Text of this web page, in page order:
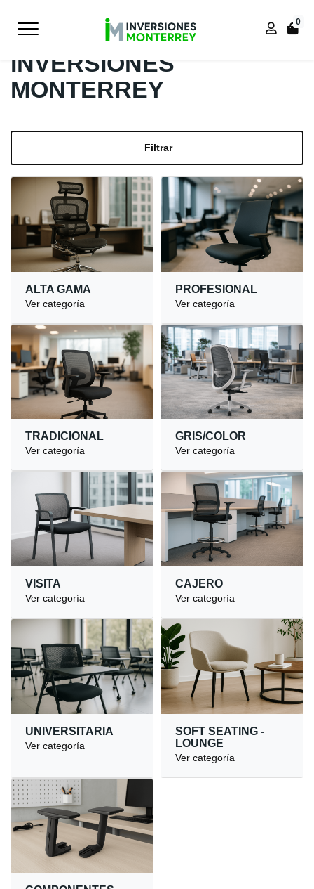
0
Inicio
INVERSIONES
MONTERREY
Filtrar
ALTA GAMA
Ver categoría
PROFESIONAL
Ver categoría
TRADICIONAL
Ver categoría
GRIS/COLOR
Ver categoría
VISITA
Ver categoría
CAJERO
Ver categoría
UNIVERSITARIA
Ver categoría
SOFT SEATING -
LOUNGE
Ver categoría